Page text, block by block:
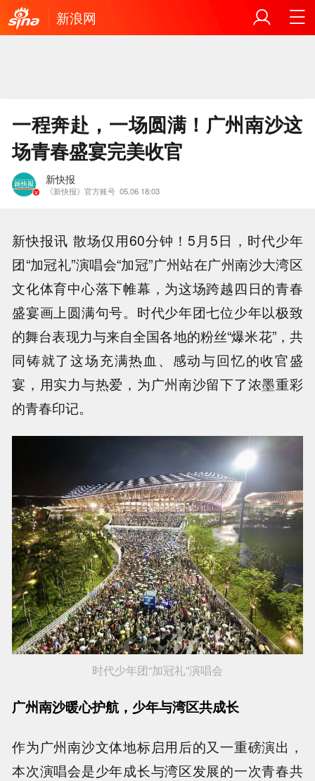
新浪网
一程奔赴，一场圆满！广州南沙这
场青春盛宴完美收官
新快报
《新快报》官方账号 05.06 18:03
新快报讯 散场仅用60分钟！5月5日，时代少年
团“加冠礼”演唱会“加冠”广州站在广州南沙大湾区
文化体育中心落下帷幕，为这场跨越四日的青春
盛宴画上圆满句号。时代少年团七位少年以极致
的舞台表现力与来自全国各地的粉丝“爆米花”，共
同铸就了这场充满热血、感动与回忆的收官盛
宴，用实力与热爱，为广州南沙留下了浓墨重彩
的青春印记。
时代少年团“加冠礼”演唱会
广州南沙暖心护航，少年与湾区共成长
作为广州南沙文体地标启用后的又一重磅演出，
本次演唱会是少年成长与湾区发展的一次青春共